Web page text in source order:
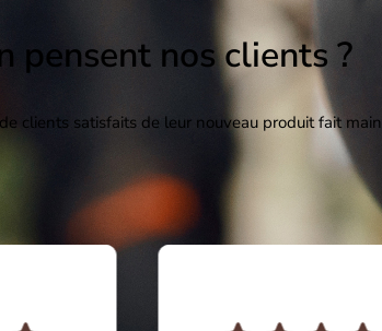
pensent nos clients ?
clients satisfaits de leur nouveau produit fait